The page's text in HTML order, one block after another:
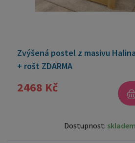
Zvýšená postel z masivu
+ rošt ZDARMA
2468 Kč
Dostupnost: skladem